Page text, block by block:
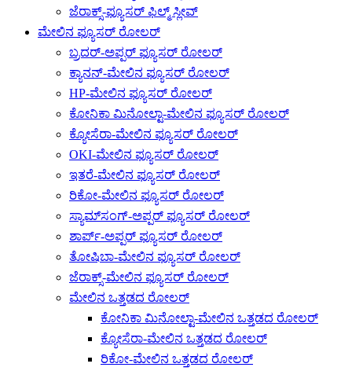
ಜೆರಾಕ್ಸ್-ಫ್ಯೂಸರ್ ಫಿಲ್ಮ್ ಸ್ಲೀವ್
ಮೇಲಿನ ಫ್ಯೂಸರ್ ರೋಲರ್
ಬ್ರದರ್-ಅಪ್ಪರ್ ಫ್ಯೂಸರ್ ರೋಲರ್
ಕ್ಯಾನನ್-ಮೇಲಿನ ಫ್ಯೂಸರ್ ರೋಲರ್
HP-ಮೇಲಿನ ಫ್ಯೂಸರ್ ರೋಲರ್
ಕೋನಿಕಾ ಮಿನೋಲ್ಟಾ-ಮೇಲಿನ ಫ್ಯೂಸರ್ ರೋಲರ್
ಕ್ಯೋಸೆರಾ-ಮೇಲಿನ ಫ್ಯೂಸರ್ ರೋಲರ್
OKI-ಮೇಲಿನ ಫ್ಯೂಸರ್ ರೋಲರ್
ಇತರೆ-ಮೇಲಿನ ಫ್ಯೂಸರ್ ರೋಲರ್
ರಿಕೋ-ಮೇಲಿನ ಫ್ಯೂಸರ್ ರೋಲರ್
ಸ್ಯಾಮ್‌ಸಂಗ್-ಅಪ್ಪರ್ ಫ್ಯೂಸರ್ ರೋಲರ್
ಶಾರ್ಪ್-ಅಪ್ಪರ್ ಫ್ಯೂಸರ್ ರೋಲರ್
ತೋಷಿಬಾ-ಮೇಲಿನ ಫ್ಯೂಸರ್ ರೋಲರ್
ಜೆರಾಕ್ಸ್-ಮೇಲಿನ ಫ್ಯೂಸರ್ ರೋಲರ್
ಮೇಲಿನ ಒತ್ತಡದ ರೋಲರ್
ಕೋನಿಕಾ ಮಿನೋಲ್ಟಾ-ಮೇಲಿನ ಒತ್ತಡದ ರೋಲರ್
ಕ್ಯೋಸೆರಾ-ಮೇಲಿನ ಒತ್ತಡದ ರೋಲರ್
ರಿಕೋ-ಮೇಲಿನ ಒತ್ತಡದ ರೋಲರ್